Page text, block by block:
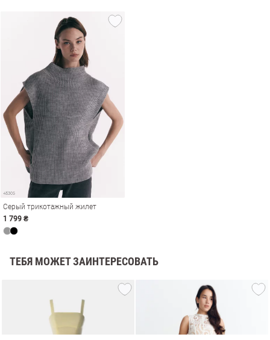
Серый трикотажный жилет
1 799 ₴
ТЕБЯ МОЖЕТ ЗАИНТЕРЕСОВАТЬ